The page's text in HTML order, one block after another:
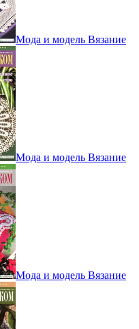
Мода и модель Вязание
Мода и модель Вязание
Мода и модель Вязание